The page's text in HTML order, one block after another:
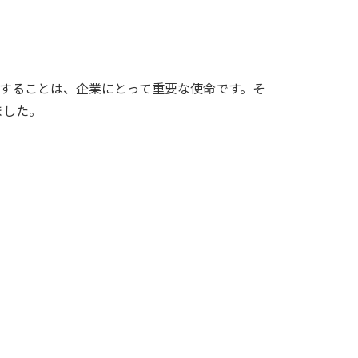
ることは、企業にとって重要な使命です。そ
た。